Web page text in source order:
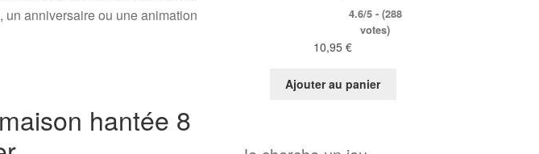
anniversaire ou une animation
hantée 8
4.6/5 - (288
votes)
10,95€
Ajouter au panier